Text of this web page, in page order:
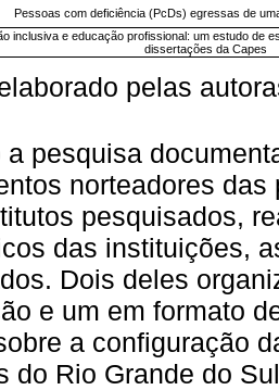
Pessoas com deficiência (PcDs) egressas de
inclusiva e educação profissional: um estudo de
dissertações da Capes
pelas
a pesquisa
norteadores
pesquisados,
das instituições,
Dois deles
e um em formato
a configuração
do Rio Grande do